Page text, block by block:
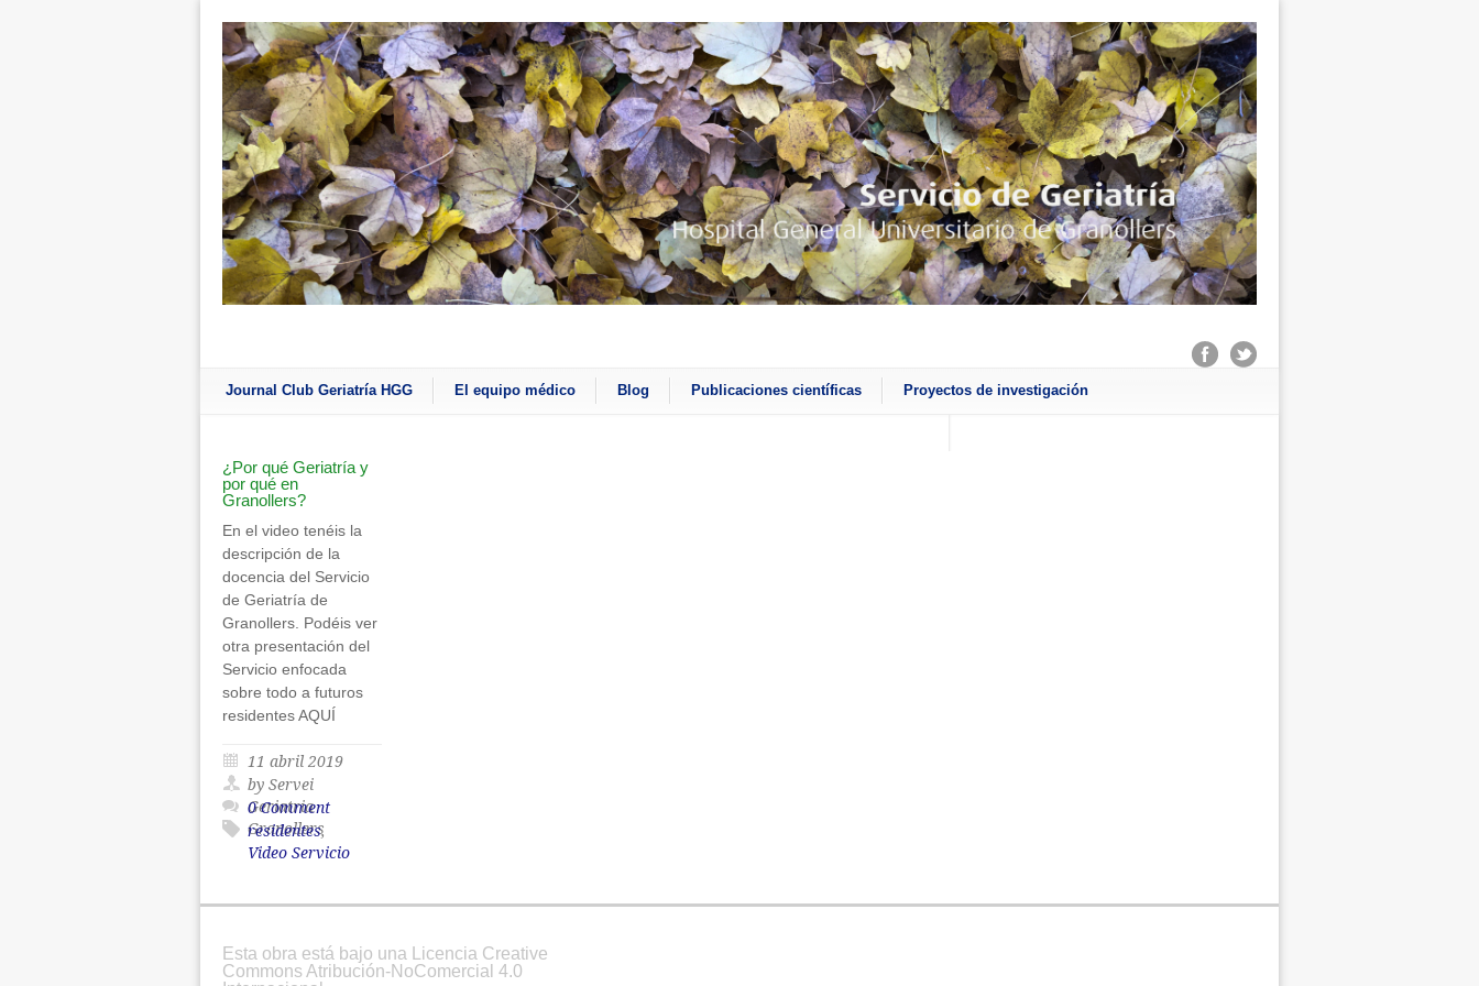
Journal Club Geriatría HGG El equipo médico Blog Publicaciones científicas Proyectos de investigación
¿Por qué Geriatría y
por qué en
Granollers?
En el video tenéis la
descripción de la
docencia del Servicio
de Geriatría de
Granollers. Podéis ver
otra presentación del
Servicio enfocada
sobre todo a futuros
residentes AQUÍ
11 abril 2019
by Servei
Geriatria
Granollers
0 Comment
residentes,
Video Servicio
Esta obra está bajo una Licencia Creative
Commons Atribución-NoComercial 4.0